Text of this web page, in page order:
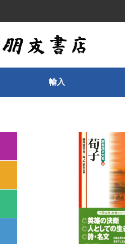
輸入